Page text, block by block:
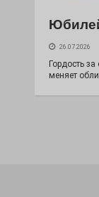
26.07.2026
Гордость
меняет